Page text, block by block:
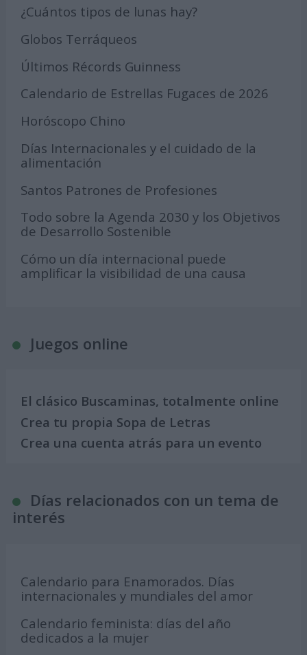
¿Cuántos tipos de lunas hay?
Globos Terráqueos
Últimos Récords Guinness
Calendario de Estrellas Fugaces de 2026
Horóscopo Chino
Días Internacionales y el cuidado de la
alimentación
Santos Patrones de Profesiones
Todo sobre la Agenda 2030 y los Objetivos
de Desarrollo Sostenible
Cómo un día internacional puede
amplificar la visibilidad de una causa
Juegos online
El clásico Buscaminas, totalmente online
Crea tu propia Sopa de Letras
Crea una cuenta atrás para un evento
Días relacionados con un tema de
interés
Calendario para Enamorados. Días
internacionales y mundiales del amor
Calendario feminista: días del año
dedicados a la mujer